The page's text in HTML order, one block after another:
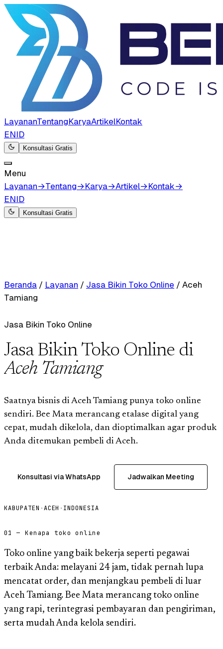
LayananTentangKaryaArtikelKontak
ENID
Konsultasi Gratis
Menu
Layanan→Tentang→Karya→Artikel→Kontak→
ENID
Konsultasi Gratis
Beranda / Layanan / Jasa Bikin Toko Online / Aceh
Tamiang
Jasa Bikin Toko Online
Jasa Bikin Toko Online di
Aceh Tamiang
Saatnya bisnis di Aceh Tamiang punya toko online
sendiri. Bee Mata merancang etalase digital yang
cepat, mudah dikelola, dan dioptimalkan agar produk
Anda ditemukan pembeli di Aceh.
Konsultasi via WhatsApp Jadwalkan Meeting
KABUPATEN ·ACEH · INDONESIA
01 — Kenapa toko online
Toko online yang baik bekerja seperti pegawai
terbaik Anda: melayani 24 jam, tidak pernah lupa
mencatat order, dan menjangkau pembeli di luar
Aceh Tamiang. Bee Mata merancang toko online
yang rapi, terintegrasi pembayaran dan pengiriman,
serta mudah Anda kelola sendiri.